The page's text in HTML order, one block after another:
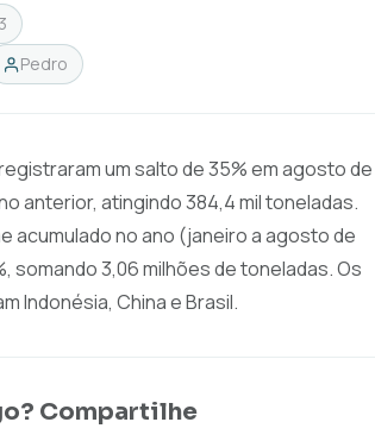
Pedro
um salto de 35% em agosto de
anterior, atingindo 384,4 mil toneladas.
acumulado no ano (janeiro a agosto de
somando 3,06 milhões de toneladas. Os
Indonésia, China e Brasil.
Compartilhe